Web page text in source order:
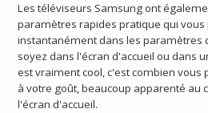
Les téléviseurs Samsung ont
paramètres rapides pratique qui
instantanément dans les paramètres
soyez dans l'écran d'accueil ou dans
est vraiment cool, c'est combien vous
à votre goût, beaucoup apparenté au
l'écran d'accueil.